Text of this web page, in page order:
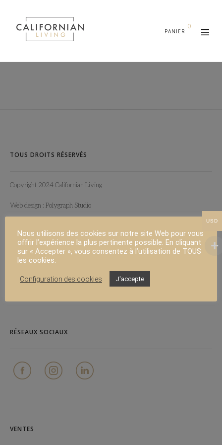
0
TOUS DROITS RÉSERVÉS
Copyright 2024 Californian Living
Web design : Polygraph Studio
PRODUITS
FAQ Contact
RÉSEAUX SOCIAUX
VENTES
Nous utilisons des cookies sur notre site Web pour vous
offrir l’expérience la plus pertinente possible. En cliquant
sur « Accepter », vous consentez à l’utilisation de TOUS
les cookies.
Configuration des cookies J'accepte
USD